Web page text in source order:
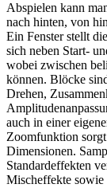
Abspielen kann
nach hinten, von
Ein Fenster stellt
sich neben Start-
wobei zwischen
können. Blöcke
Drehen,
auch in einer
Zoomfunktion
Dimensionen.
Standardeffekten
Mischeffekte